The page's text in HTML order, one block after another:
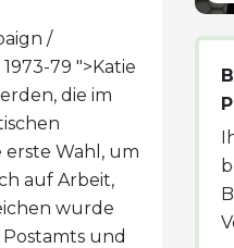
/
79 ">Katie
die im
erste Wahl, um
auf Arbeit,
wurde
und